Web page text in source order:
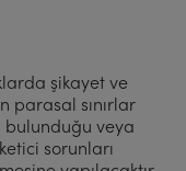
şikayet ve
parasal sınırlar
veya
sorunları